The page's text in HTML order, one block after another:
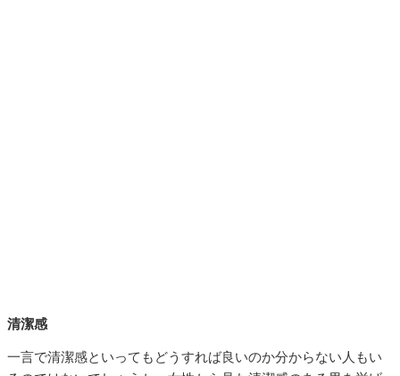
清潔感
一言で清潔感といってもどうすれば良いのか分からない人もい